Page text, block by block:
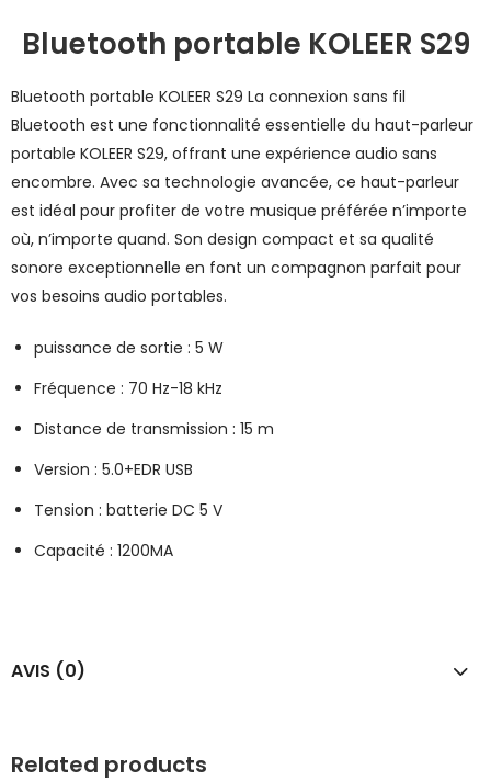
Bluetooth portable KOLEER S29
Bluetooth portable KOLEER S29 La connexion sans fil
Bluetooth est une fonctionnalité essentielle du haut-parleur
portable KOLEER S29, offrant une expérience audio sans
encombre. Avec sa technologie avancée, ce haut-parleur
est idéal pour profiter de votre musique préférée n’importe
où, n’importe quand. Son design compact et sa qualité
sonore exceptionnelle en font un compagnon parfait pour
vos besoins audio portables.
puissance de sortie : 5 W
Fréquence : 70 Hz-18 kHz
Distance de transmission : 15 m
Version : 5.0+EDR USB
Tension : batterie DC 5 V
Capacité : 1200MA
AVIS (0)
Related products